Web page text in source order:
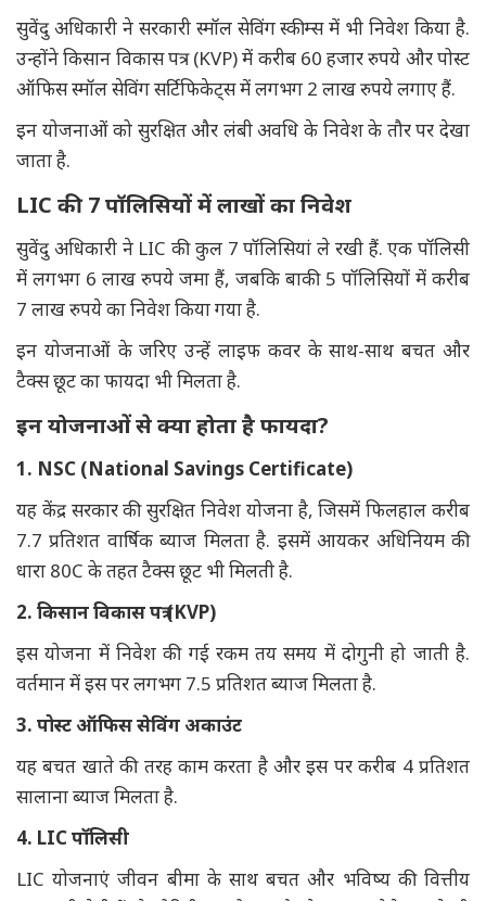
सुवेंदु अधिकारी ने सरकारी स्मॉल सेविंग स्कीम्स में भी निवेश किया है.
उन्होंने किसान विकास पत्र (KVP) में करीब 60 हजार रुपये और पोस्ट
ऑफिस स्मॉल सेविंग सर्टिफिकेट्स में लगभग 2 लाख रुपये लगाए हैं.
इन योजनाओं को सुरक्षित और लंबी अवधि के निवेश के तौर पर देखा
जाता है.
LIC की 7 पॉलिसियों में लाखों का निवेश
सुवेंदु अधिकारी ने LIC की कुल 7 पॉलिसियां ले रखी हैं. एक पॉलिसी
में लगभग 6 लाख रुपये जमा हैं, जबकि बाकी 5 पॉलिसियों में करीब
7 लाख रुपये का निवेश किया गया है.
इन योजनाओं के जरिए उन्हें लाइफ कवर के साथ-साथ बचत और
टैक्स छूट का फायदा भी मिलता है.
इन योजनाओं से क्या होता है फायदा?
1. NSC (National Savings Certificate)
यह केंद्र सरकार की सुरक्षित निवेश योजना है, जिसमें फिलहाल करीब
7.7 प्रतिशत वार्षिक ब्याज मिलता है. इसमें आयकर अधिनियम की
धारा 80C के तहत टैक्स छूट भी मिलती है.
2. किसान विकास पत्र (KVP)
इस योजना में निवेश की गई रकम तय समय में दोगुनी हो जाती है.
वर्तमान में इस पर लगभग 7.5 प्रतिशत ब्याज मिलता है.
3. पोस्ट ऑफिस सेविंग अकाउंट
यह बचत खाते की तरह काम करता है और इस पर करीब 4 प्रतिशत
सालाना ब्याज मिलता है.
4. LIC पॉलिसी
LIC योजनाएं जीवन बीमा के साथ बचत और भविष्य की वित्तीय